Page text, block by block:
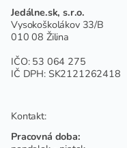
Jedálne.sk, s.r.o.
Vysokoškolákov 33/B
010 08 Žilina
IČO: 53 064 275
IČ DPH: SK2121262418
Kontakt:
Pracovná doba: